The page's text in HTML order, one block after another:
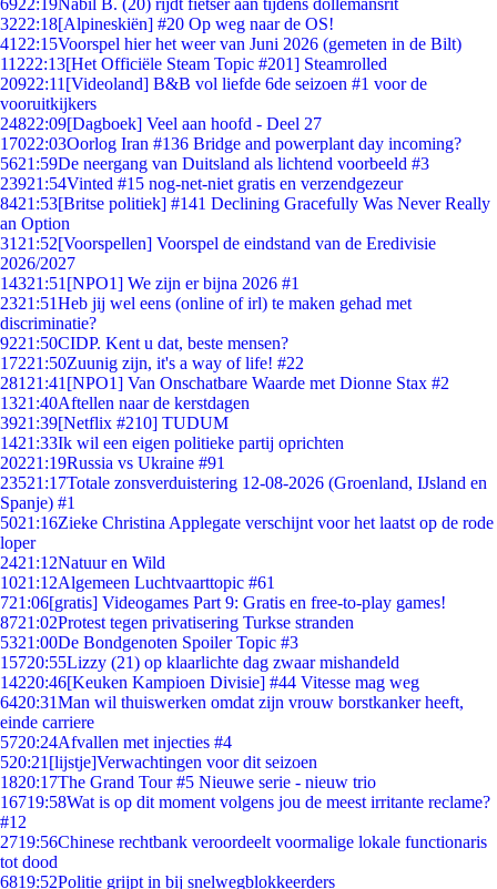
6922:19Nabil B. (20) rijdt fietser aan tijdens dollemansrit
3222:18[Alpineskiën] #20 Op weg naar de OS!
41 22:15Voorspel hier het weer van Juni 2026 (gemeten in de Bilt)
11222:13[Het Officiële Steam Topic #201] Steamrolled
20922:11 [Videoland] B&B vol liefde 6de seizoen #1 voor de
vooruitkijkers
24822:09[Dagboek] Veel aan hoofd - Deel 27
17022:03Oorlog Iran #136 Bridge and powerplant day incoming?
5621:59De neergang van Duitsland als lichtend voorbeeld #3
23921:54Vinted #15 nog-net-niet gratis en verzendgezeur
8421:53[Britse politiek] #141 Declining Gracefully Was Never Really
an Option
31 21:52[Voorspellen] Voorspel de eindstand van de Eredivisie
2026/2027
14321:51 [NPO1] We zijn er bijna 2026 #1
2321:51Heb jij wel eens (online of irl) te maken gehad met
discriminatie?
9221:50CIDP. Kent u dat, beste mensen?
17221:50Zuunig zijn, it's a way of life! #22
281 21:41 [NPO1] Van Onschatbare Waarde met Dionne Stax #2
1321:40Aftellen naar de kerstdagen
3921:39[Netflix #210] TUDUM
1421:33Ik wil een eigen politieke partij oprichten
20221:19Russia vs Ukraine #91
23521:17Totale zonsverduistering 12-08-2026 (Groenland, IJsland en
Spanje) #1
5021:16Zieke Christina Applegate verschijnt voor het laatst op de rode
loper
2421:12Natuur en Wild
1021:12Algemeen Luchtvaarttopic #61
721:06[gratis] Videogames Part 9: Gratis en free-to-play games!
8721:02Protest tegen privatisering Turkse stranden
5321:00De Bondgenoten Spoiler Topic #3
15720:55Lizzy (21) op klaarlichte dag zwaar mishandeld
14220:46[Keuken Kampioen Divisie] #44 Vitesse mag weg
6420:31Man wil thuiswerken omdat zijn vrouw borstkanker heeft,
einde carriere
5720:24Afvallen met injecties #4
520:21 [lijstje]Verwachtingen voor dit seizoen
1820:17The Grand Tour #5 Nieuwe serie - nieuw trio
16719:58Wat is op dit moment volgens jou de meest irritante reclame?
#12
2719:56Chinese rechtbank veroordeelt voormalige lokale functionaris
tot dood
6819:52Politie grijpt in bij snelwegblokkeerders